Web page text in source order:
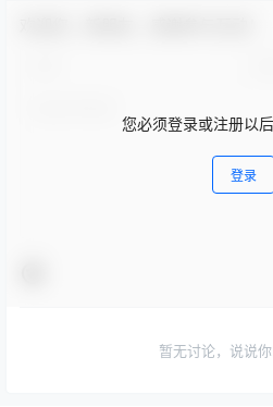
您必须登录或注册以
登录
暂无讨论，说说